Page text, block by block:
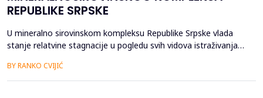
REPUBLIKE SRPSKE
U mineralno sirovinskom kompleksu Republike Srpske vlada
stanje relatvine stagnacije u pogledu svih vidova istraživanja
poslijedica nepostojanja sistema funkcionalnnog upravljanja
odnosno neformiranja potrebnih institucije kao i neadekvatne
BY RANKO CVIJIĆ